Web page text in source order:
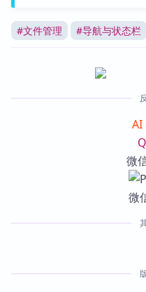
#文件管理 #导航与状态栏
AI
微